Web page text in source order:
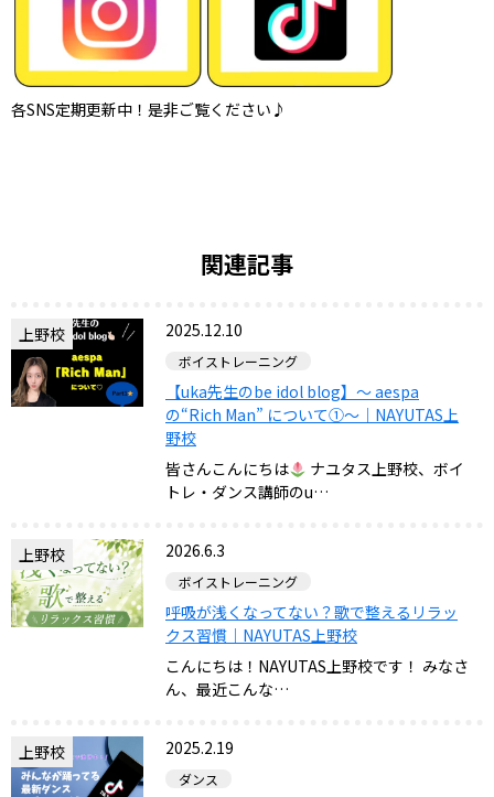
各SNS定期更新中！是非ご覧ください♪
関連記事
上野校 2025.12.10
ボイストレーニング
【uka先生のbe idol blog】～ aespa
の“Rich Man” について①～｜NAYUTAS上
野校
皆さんこんにちは
ナユタス上野校、ボイ
トレ・ダンス講師のu…
上野校 2026.6.3
ボイストレーニング
呼吸が浅くなってない？歌で整えるリラッ
クス習慣｜NAYUTAS上野校
こんにちは！NAYUTAS上野校です！ みなさ
ん、最近こんな…
上野校 2025.2.19
ダンス